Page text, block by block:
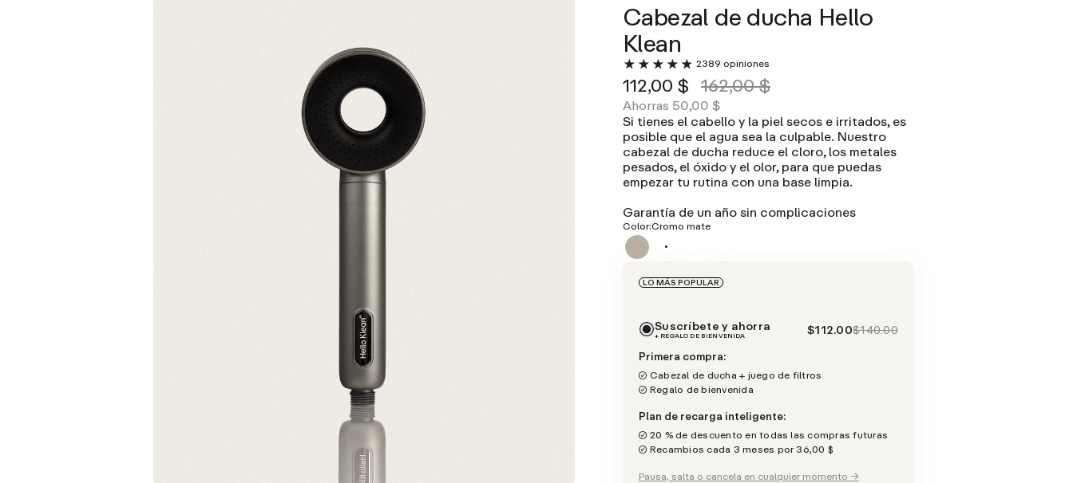
Cabezal de ducha Hello
Klean
2389 opiniones
112,00 $ 162,00 $
Ahorras 50,00 $
Si tienes el cabello y la piel secos e irritados, es
posible que el agua sea la culpable. Nuestro
cabezal de ducha reduce el cloro, los metales
pesados, el óxido y el olor, para que puedas
empezar tu rutina con una base limpia.
Garantía de un año sin complicaciones
Color:Cromo mate
LO MÁS POPULAR
Suscríbete y ahorra
+ REGALO DE BIENVENIDA $112.00$140.00
Primera compra:
Cabezal de ducha + juego de filtros
Regalo de bienvenida
Plan de recarga inteligente:
20 % de descuento en todas las compras futuras
Recambios cada 3 meses por 36,00 $
Pausa, salta o cancela en cualquier momento →